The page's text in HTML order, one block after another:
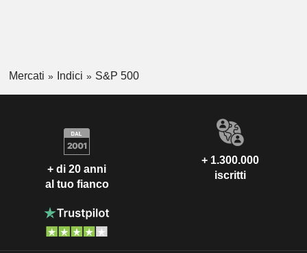
Mercati Indici S&P 500
+ di 20 anni
al tuo fianco
+ 1.300.000
iscritti